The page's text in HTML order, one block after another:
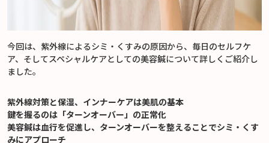
今回は、紫外線によるシミ・くすみの原因から、毎日のセルフケ
ア、そしてスペシャルケアとしての美容鍼について詳しくご紹介し
ました。
紫外線対策と保湿、インナーケアは美肌の基本
鍵を握るのは「ターンオーバー」の正常化
美容鍼は血行を促進し、ターンオーバーを整えることでシミ・くす
みにアプローチ